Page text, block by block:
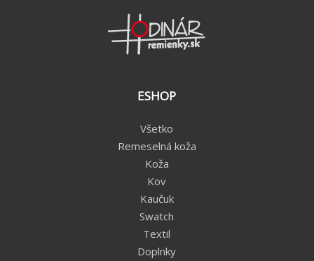
ESHOP
Všetko
Remeselná koža
Koža
Kov
Kaučuk
Swatch
Textil
Doplnky